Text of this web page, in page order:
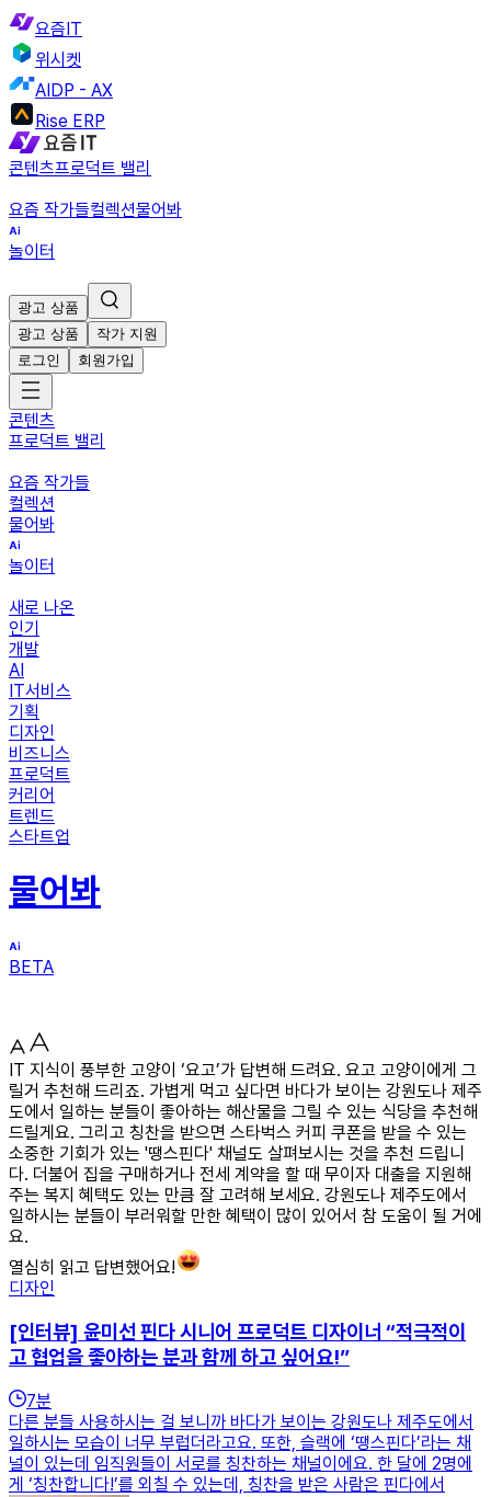
요즘IT
위시켓
AIDP - AX
Rise ERP
콘텐츠프로덕트 밸리
요즘 작가들컬렉션물어봐
놀이터
광고 상품
광고 상품
작가 지원
로그인
회원가입
콘텐츠
프로덕트 밸리
요즘 작가들
컬렉션
물어봐
놀이터
새로 나온
인기
개발
AI
IT서비스
기획
디자인
비즈니스
프로덕트
커리어
트렌드
스타트업
물어봐
BETA
IT 지식이 풍부한 고양이 ‘요고’가 답변해 드려요. 요고 고양이에게 그
릴거 추천해 드리죠. 가볍게 먹고 싶다면 바다가 보이는 강원도나 제주
도에서 일하는 분들이 좋아하는 해산물을 그릴 수 있는 식당을 추천해
드릴게요. 그리고 칭찬을 받으면 스타벅스 커피 쿠폰을 받을 수 있는
소중한 기회가 있는 '땡스핀다' 채널도 살펴보시는 것을 추천 드립니
다. 더불어 집을 구매하거나 전세 계약을 할 때 무이자 대출을 지원해
주는 복지 혜택도 있는 만큼 잘 고려해 보세요. 강원도나 제주도에서
일하시는 분들이 부러워할 만한 혜택이 많이 있어서 참 도움이 될 거에
요.
열심히 읽고 답변했어요!
디자인
[인터뷰] 윤미선 핀다 시니어 프로덕트 디자이너 “적극적이
고 협업을 좋아하는 분과 함께 하고 싶어요!”
7분
다른 분들 사용하시는 걸 보니까 바다가 보이는 강원도나 제주도에서
일하시는 모습이 너무 부럽더라고요. 또한, 슬랙에 ‘땡스핀다’라는 채
널이 있는데 임직원들이 서로를 칭찬하는 채널이에요. 한 달에 2명에
게 ‘칭찬합니다!’를 외칠 수 있는데, 칭찬을 받은 사람은 핀다에서